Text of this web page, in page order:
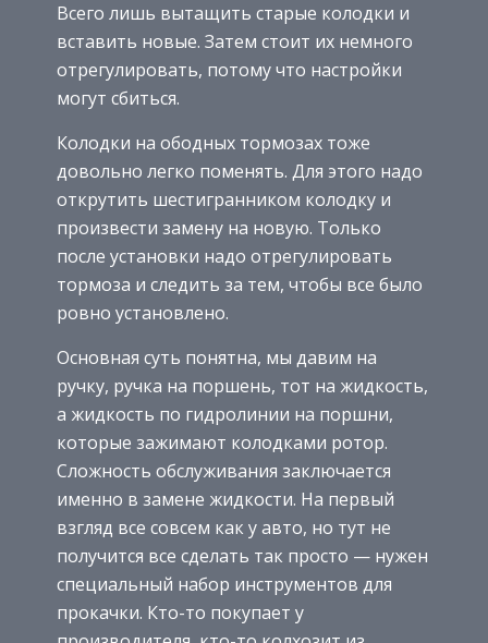
Всего лишь вытащить старые колодки и
вставить новые. Затем стоит их немного
отрегулировать, потому что настройки
могут сбиться.
Колодки на ободных тормозах тоже
довольно легко поменять. Для этого надо
открутить шестигранником колодку и
произвести замену на новую. Только
после установки надо отрегулировать
тормоза и следить за тем, чтобы все было
ровно установлено.
Основная суть понятна, мы давим на
ручку, ручка на поршень, тот на жидкость,
а жидкость по гидролинии на поршни,
которые зажимают колодками ротор.
Сложность обслуживания заключается
именно в замене жидкости. На первый
взгляд все совсем как у авто, но тут не
получится все сделать так просто — нужен
специальный набор инструментов для
прокачки. Кто-то покупает у